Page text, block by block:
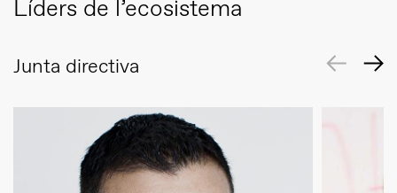
Líders de l’ecosistema
Junta directiva